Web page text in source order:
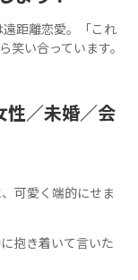
遠距離恋愛。「これ
い合っています。
性／未婚／会
可愛く端的にせま
抱き着いて言いた